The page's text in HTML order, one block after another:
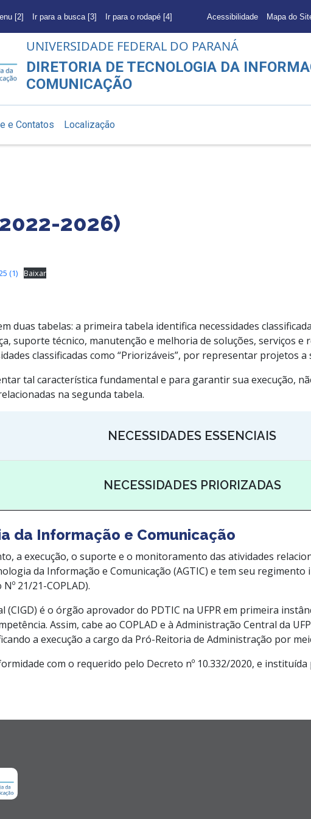
[2] Ir para a busca [3] Ir para o rodapé [4] Acessibilidade Mapa do
UNIVERSIDADE FEDERAL DO PARANÁ
DIRETORIA DE TECNOLOGIA DA
COMUNICAÇÃO
e Contatos Localização
2022-2026)
(1) Baixar
duas tabelas: a primeira tabela identifica necessidades
suporte técnico, manutenção e melhoria de soluções, serviços
classificadas como “Priorizáveis”, por representar projetos
tal característica fundamental e para garantir sua execução,
na segunda tabela.
NECESSIDADES ESSENCIAIS
NECESSIDADES PRIORIZADAS
da Informação e Comunicação
a execução, o suporte e o monitoramento das atividades
da Informação e Comunicação (AGTIC) e tem seu
21/21-COPLAD).
é o órgão aprovador do PDTIC na UFPR em primeira
Assim, cabe ao COPLAD e à Administração Central da
a execução a cargo da Pró-Reitoria de Administração por
com o requerido pelo Decreto nº 10.332/2020, e instituída